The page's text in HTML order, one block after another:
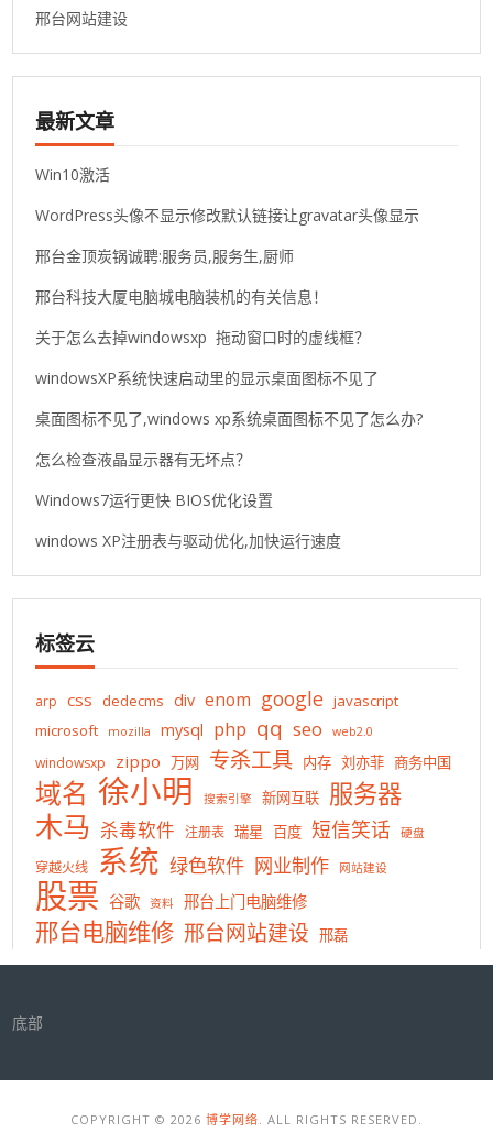
邢台网站建设
最新文章
Win10激活
WordPress头像不显示修改默认链接让gravatar头像显示
邢台金顶炭锅诚聘:服务员,服务生,厨师
邢台科技大厦电脑城电脑装机的有关信息！
关于怎么去掉windowsxp 拖动窗口时的虚线框？
windowsXP系统快速启动里的显示桌面图标不见了
桌面图标不见了,windows xp系统桌面图标不见了怎么办?
怎么检查液晶显示器有无坏点？
Windows7运行更快 BIOS优化设置
windows XP注册表与驱动优化,加快运行速度
标签云
arp css dedecms div enom google javascript
microsoft
mozilla mysql php qq seo web2.0
windowsxp zippo 万网 专杀工具 内存 刘亦菲 商务中国
域名 徐小明 搜索引擎 新网互联 服务器
木马 杀毒软件 注册表 瑞星 百度 短信笑话 硬盘
穿越火线 系统 绿色软件 网业制作 网站建设
股票 谷歌 资料 邢台上门电脑维修
邢台电脑维修 邢台网站建设 邢磊
底部
COPYRIGHT © 2026 博学网络 . ALL RIGHTS RESERVED.